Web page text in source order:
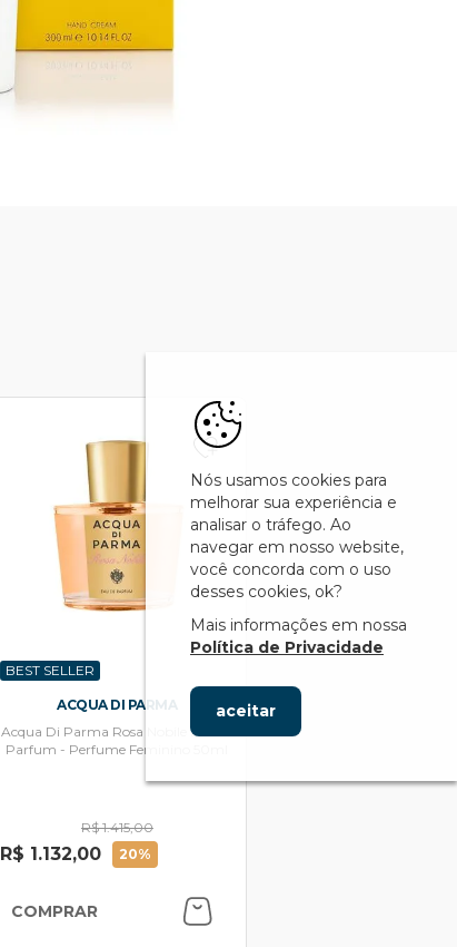
BEST SELLER
ACQUA DI PARMA
Acqua Di Parma Rosa Nobile Eau de
Parfum - Perfume Feminino 50ml
R$ 1.415,00
R$ 1.132,00 20%
COMPRAR
Nós usamos cookies para
melhorar sua experiência e
analisar o tráfego. Ao
navegar em nosso website,
você concorda com o uso
desses cookies, ok?
Mais informações em nossa
Política de Privacidade
aceitar